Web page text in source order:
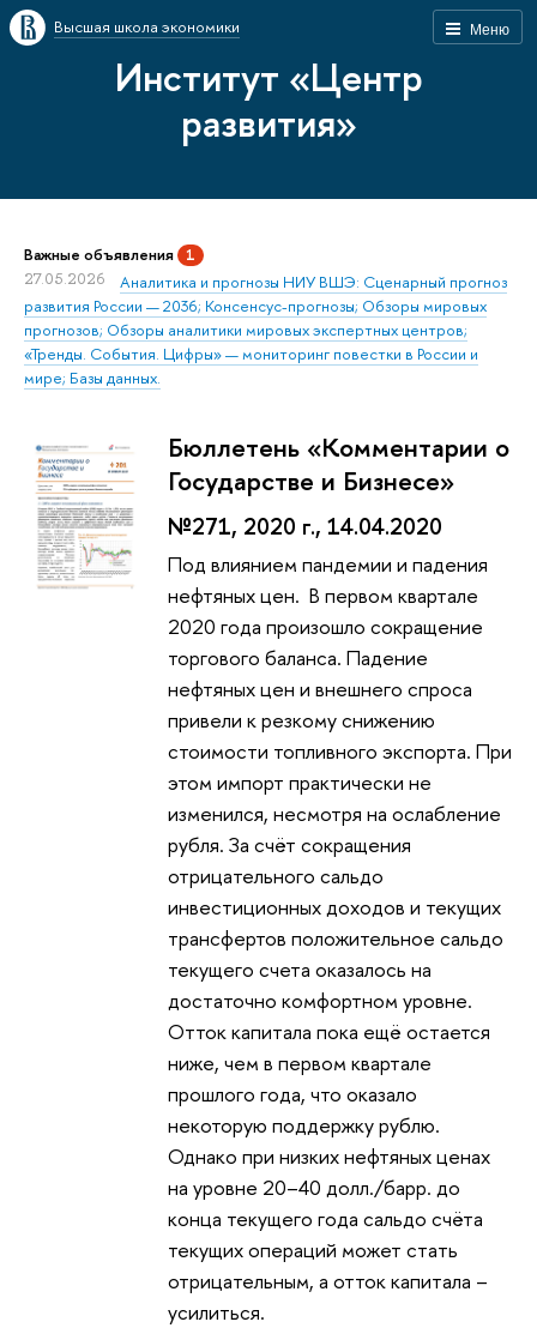
Меню
Высшая школа экономики
Институт «Центр
развития»
Важные объявления 1
27.05.2026
Аналитика и прогнозы НИУ ВШЭ: Сценарный прогноз
развития России — 2036; Консенсус-прогнозы; Обзоры мировых
прогнозов; Обзоры аналитики мировых экспертных центров;
«Тренды. События. Цифры» — мониторинг повестки в России и
мире; Базы данных.
Бюллетень «Комментарии о
Государстве и Бизнесе»
№271, 2020 г., 14.04.2020
Под влиянием пандемии и падения
нефтяных цен. В первом квартале
2020 года произошло сокращение
торгового баланса. Падение
нефтяных цен и внешнего спроса
привели к резкому снижению
стоимости топливного экспорта. При
этом импорт практически не
изменился, несмотря на ослабление
рубля. За счёт сокращения
отрицательного сальдо
инвестиционных доходов и текущих
трансфертов положительное сальдо
текущего счета оказалось на
достаточно комфортном уровне.
Отток капитала пока ещё остается
ниже, чем в первом квартале
прошлого года, что оказало
некоторую поддержку рублю.
Однако при низких нефтяных ценах
на уровне 20–40 долл./барр. до
конца текущего года сальдо счёта
текущих операций может стать
отрицательным, а отток капитала –
усилиться.